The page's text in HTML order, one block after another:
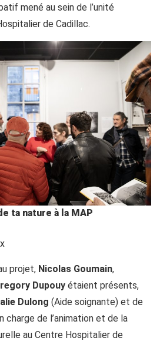
mené au sein de l’unité
de Cadillac.
ta nature à la MAP
projet, Nicolas Goumain,
Dupouy étaient présents,
Dulong (Aide soignante) et de
charge de l’animation et de la
au Centre Hospitalier de